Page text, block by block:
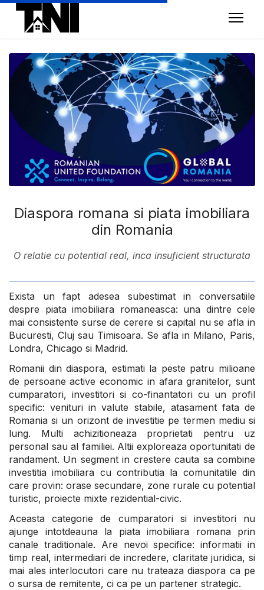
Diaspora romana si piata imobiliara
din Romania
O relatie cu potential real, inca insuficient structurata
Exista un fapt adesea subestimat in conversatiile
despre piata imobiliara romaneasca: una dintre cele
mai consistente surse de cerere si capital nu se afla in
Bucuresti, Cluj sau Timisoara. Se afla in Milano, Paris,
Londra, Chicago si Madrid.
Romanii din diaspora, estimati la peste patru milioane
de persoane active economic in afara granitelor, sunt
cumparatori, investitori si co-finantatori cu un profil
specific: venituri in valute stabile, atasament fata de
Romania si un orizont de investitie pe termen mediu si
lung. Multi achizitioneaza proprietati pentru uz
personal sau al familiei. Altii exploreaza oportunitati de
randament. Un segment in crestere cauta sa combine
investitia imobiliara cu contributia la comunitatile din
care provin: orase secundare, zone rurale cu potential
turistic, proiecte mixte rezidential-civic.
Aceasta categorie de cumparatori si investitori nu
ajunge intotdeauna la piata imobiliara romana prin
canale traditionale. Are nevoi specifice: informatii in
timp real, intermediari de incredere, claritate juridica, si
mai ales interlocutori care nu trateaza diaspora ca pe
o sursa de remitente, ci ca pe un partener strategic.